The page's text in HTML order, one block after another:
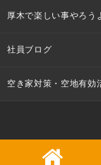
厚木で楽しい事やろう
社員ブログ
空き家対策・空地有